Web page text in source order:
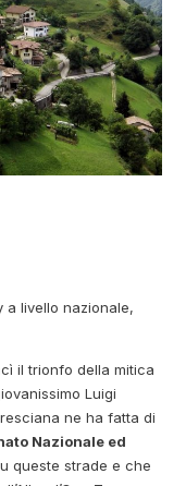
a livello nazionale,
il trionfo della mitica
Luigi
ne ha fatta di
Nazionale ed
queste strade e che